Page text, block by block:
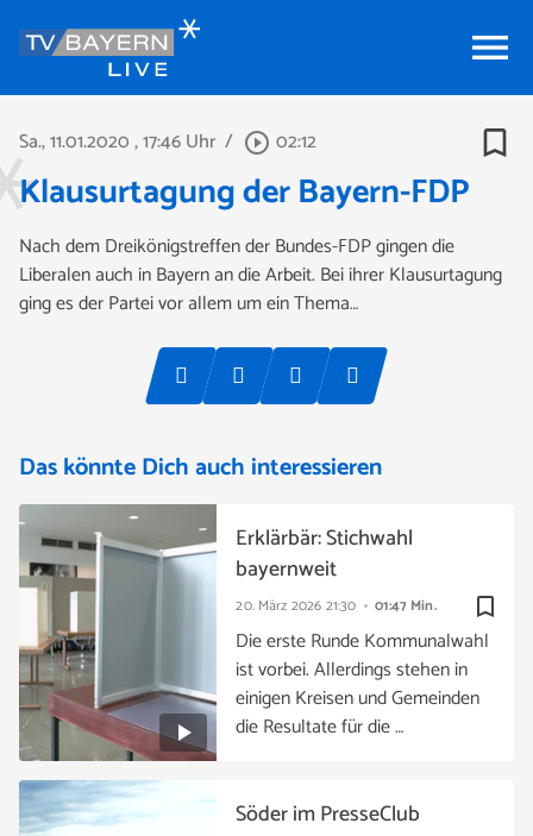
menu
Sa., 11.01.2020, 17:46 Uhr / play_circle_outline 02:12 bookmark_border
Klausurtagung der Bayern-FDP
Nach dem Dreikönigstreffen der Bundes-FDP gingen die
Liberalen auch in Bayern an die Arbeit. Bei ihrer Klausurtagung
ging es der Partei vor allem um ein Thema…
Das könnte Dich auch interessieren
bookmark_border
20. März 2026 21:30 01:47 Min.
Erklärbär: Stichwahl
bayernweit
Die erste Runde Kommunalwahl
ist vorbei. Allerdings stehen in
einigen Kreisen und Gemeinden
die Resultate für die …
Söder im PresseClub